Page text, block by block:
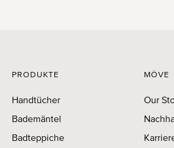
PRODUKTE
Handtücher
Bademäntel
Badteppiche
MÖVE
Our